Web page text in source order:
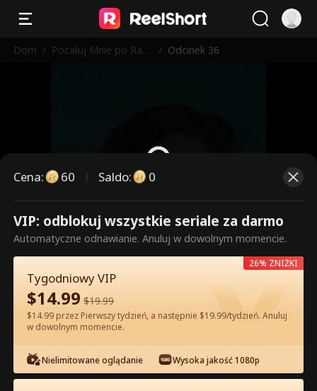
Dom / Pocałuj Mnie po Raz
/ Odcinek 36
To są płatne odcinki. Odblokuj,
aby oglądać.
60
Cena: 60 Saldo: 0
VIP: odblokuj wszystkie seriale za darmo
Automatyczne odnawianie. Anuluj w dowolnym momencie.
Tygodniowy VIP
$14.99 $19.99
$14.99 przez Pierwszy tydzień, a następnie $19.99/tydzień. Anuluj
w dowolnym momencie.
Nielimitowane oglądanie Wysoka jakość 1080p
26% ZNIŻKI